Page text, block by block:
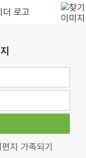
지 가족되기